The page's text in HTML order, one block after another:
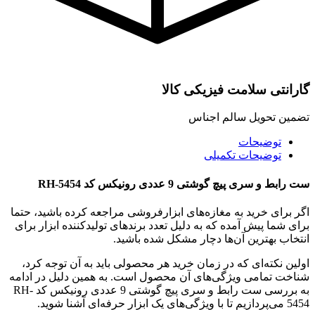
گارانتی سلامت فیزیکی کالا
تضمین تحویل سالم اجناس
توضیحات
توضیحات تکمیلی
ست رابط و سری پیچ گوشتی 9 عددی رونیکس کد RH-5454
اگر برای خرید به مغازه‌های ابزارفروشی مراجعه کرده باشید، حتما
برای شما پیش آمده که به دلیل تعدد برندهای تولیدکننده ابزار برای
انتخاب بهترین آن‌ها دچار مشکل شده باشید.
اولین نکته‌ای که در زمان خرید هر محصولی باید به آن توجه کرد،
شناخت تمامی ویژگی‌های آن محصول است. به همین دلیل در ادامه
به بررسی ست رابط و سری پیچ گوشتی 9 عددی رونیکس کد RH-
5454 می‌پردازیم تا با ویژگی‌های یک ابزار حرفه‌ای آشنا شوید.